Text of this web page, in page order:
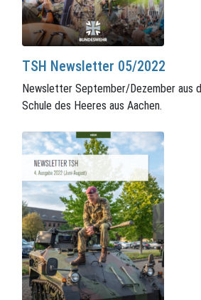
TSH Newsletter 05/2022
Newsletter September/Dezember aus
Schule des Heeres aus Aachen.